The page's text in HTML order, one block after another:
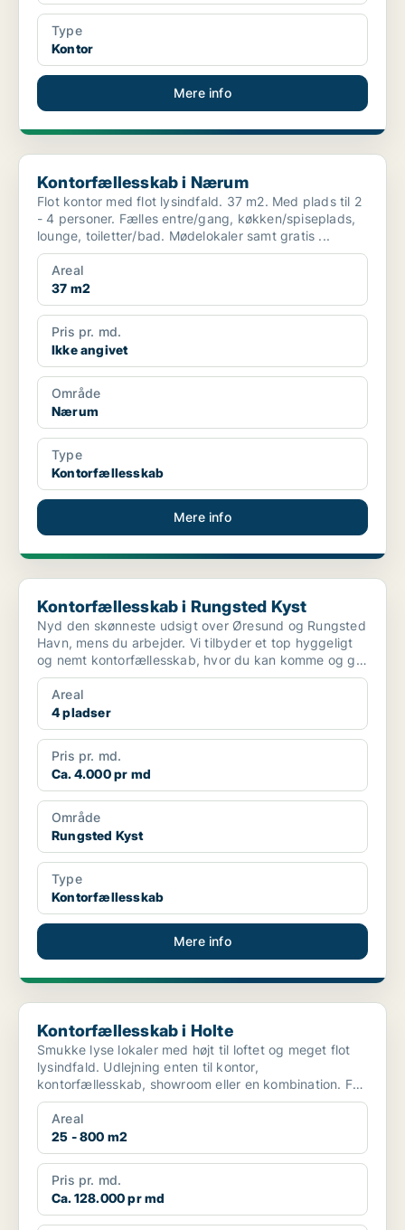
Type
Kontor
Mere info
Kontorfællesskab i Nærum
Kontorfællesskab i Nærum
Flot kontor med flot lysindfald. 37 m2. Med plads til 2
- 4 personer. Fælles entre/gang, køkken/spiseplads,
lounge, toiletter/bad. Mødelokaler samt gratis ...
Areal
37 m2
Pris pr. md.
Ikke angivet
Område
Nærum
Type
Kontorfællesskab
Mere info
Kontorfællesskab i Rungsted Kyst
Kontorfællesskab i Rungsted Kyst
Nyd den skønneste udsigt over Øresund og Rungsted
Havn, mens du arbejder. Vi tilbyder et top hyggeligt
og nemt kontorfællesskab, hvor du kan komme og gå,
som...
Areal
4 pladser
Pris pr. md.
Ca. 4.000 pr md
Område
Rungsted Kyst
Type
Kontorfællesskab
Mere info
Kontorfællesskab i Holte
Kontorfællesskab i Holte
Smukke lyse lokaler med højt til loftet og meget flot
lysindfald. Udlejning enten til kontor,
kontorfællesskab, showroom eller en kombination. Fra
25 m2 til ...
Areal
25 - 800 m2
Pris pr. md.
Ca. 128.000 pr md